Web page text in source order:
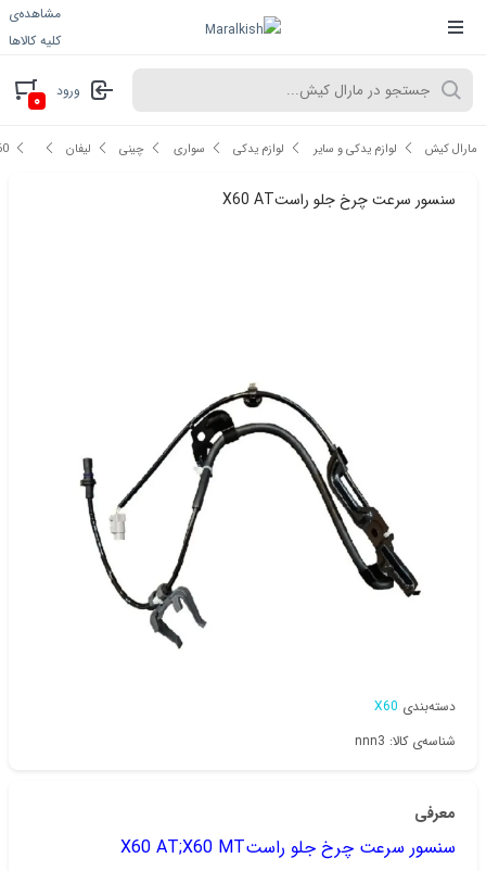
مشاهده‌ی
کلیه کالاها
ورود ۰
مارال کیش لوازم یدکی و سایر لوازم یدکی سواری چینی لیفان
سنسور سرعت چرخ جلو راستX60 AT
دسته‌بندی X60
شناسه‌ی کالا: nnn3
معرفی
سنسور سرعت چرخ جلو راستX60 AT;X60 MT